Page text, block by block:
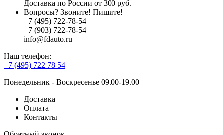
Доставка по России от 300 руб.
Вопросы? Звоните! Пишите!
+7 (495) 722-78-54
+7 (903) 722-78-54
info@fdauto.ru
Наш телефон:
+7 (495) 722 78 54
Понедельник - Воскресенье 09.00-19.00
Доставка
Оплата
Контакты